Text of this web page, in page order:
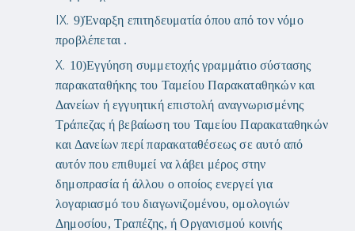
9)Έναρξη επιτηδευματία όπου από τον νόμο
προβλέπεται .
10)Εγγύηση συμμετοχής γραμμάτιο σύστασης
παρακαταθήκης του Ταμείου Παρακαταθηκών και
Δανείων ή εγγυητική επιστολή αναγνωρισμένης
Τράπεζας ή βεβαίωση του Ταμείου Παρακαταθηκών
και Δανείων περί παρακαταθέσεως σε αυτό από
αυτόν που επιθυμεί να λάβει μέρος στην
δημοπρασία ή άλλου ο οποίος ενεργεί για
λογαριασμό του διαγωνιζομένου, ομολογιών
Δημοσίου, Τραπέζης, ή Οργανισμού κοινής